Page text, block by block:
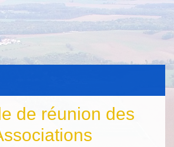
de réunion des